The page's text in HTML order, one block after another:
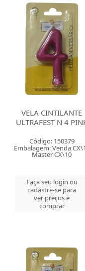
VELA CINTILANTE
ULTRAFEST N 4
Código: 150379
Embalagem: Venda
Master CX\10
Faça seu login ou
cadastre-se para
ver preços e
comprar